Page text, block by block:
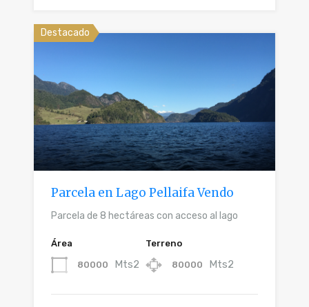
Destacado
Parcela en Lago Pellaifa Vendo
Parcela de 8 hectáreas con acceso al lago
Área
80000 Mts2
Terreno
80000 Mts2